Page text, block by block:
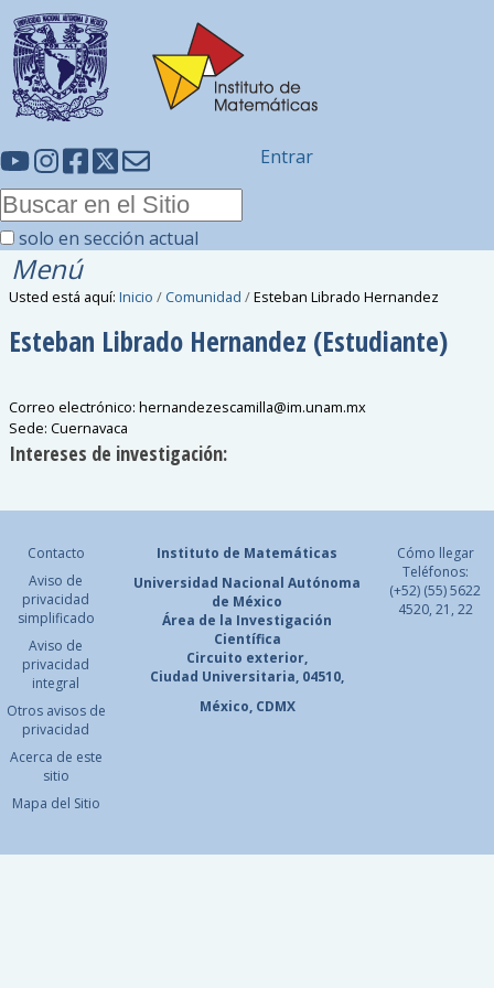
solo en sección actual
Entrar
Menú
Usted está aquí: Inicio / Comunidad /Esteban Librado Hernandez
Esteban Librado Hernandez (Estudiante)
Correo electrónico:hernandezescamilla@im.unam.mx
Sede:Cuernavaca
Intereses de investigación:
Contacto
Aviso de
privacidad
simplificado
Aviso de
privacidad
integral
Otros avisos de
privacidad
Acerca de este
sitio
Mapa del Sitio
Instituto de Matemáticas
Universidad Nacional Autónoma
de México
Área de la Investigación
Científica
Circuito exterior,
Ciudad Universitaria, 04510,
México, CDMX
Cómo llegar
Teléfonos:
(+52) (55) 5622
4520, 21, 22